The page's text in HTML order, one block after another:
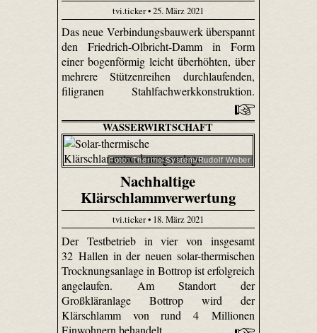
tvi.ticker • 25. März 2021
Das neue Verbindungsbauwerk überspannt
den Friedrich-Olbricht-Damm in Form
einer bogenförmig leicht überhöhten, über
mehrere Stützenreihen durchlaufenden,
filigranen Stahlfachwerkkonstruktion.
WASSERWIRTSCHAFT
Foto: Thermo-System/Rudolf Weber
Nachhaltige
Klärschlammverwertung
tvi.ticker • 18. März 2021
Der Testbetrieb in vier von insgesamt
32 Hallen in der neuen solar-thermischen
Trocknungsanlage in Bottrop ist erfolgreich
angelaufen. Am Standort der
Großkläranlage Bottrop wird der
Klärschlamm von rund 4 Millionen
Einwohnern behandelt.